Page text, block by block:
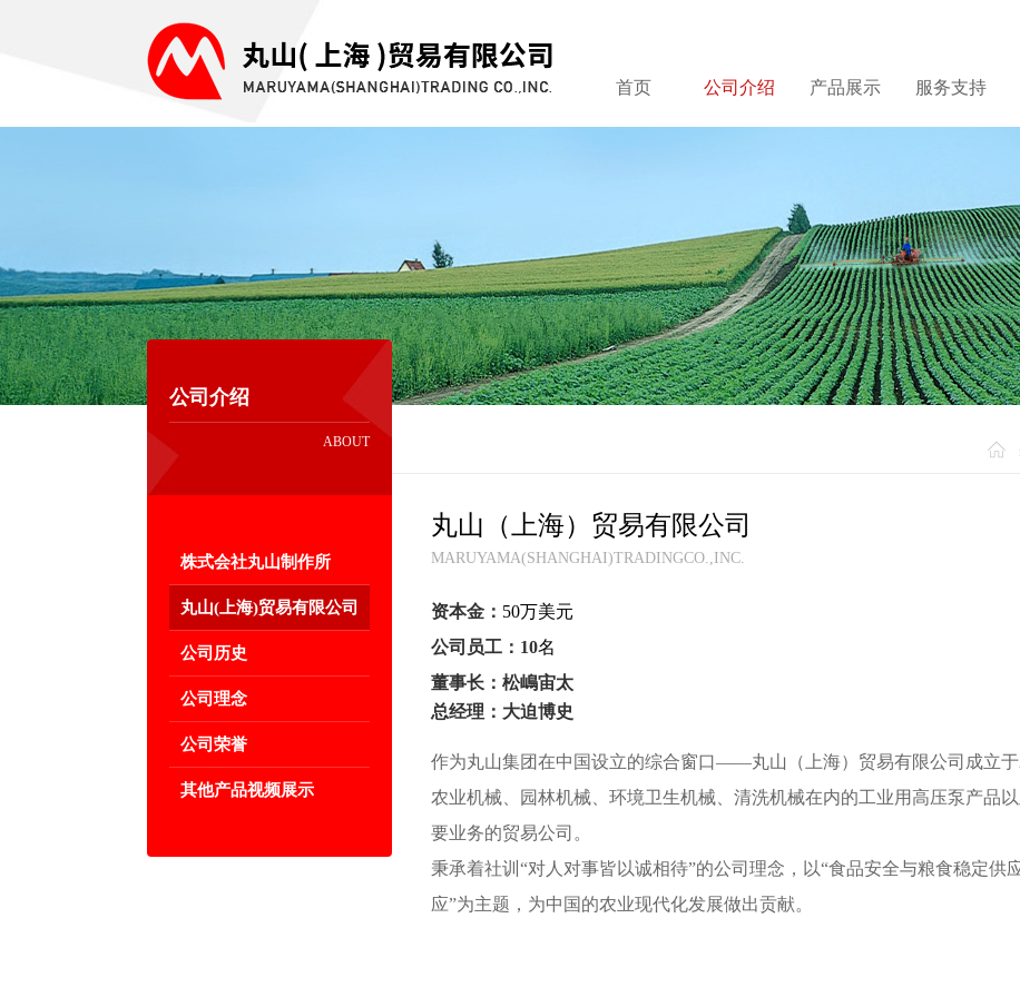
首页 公司介绍 产品展示 服务支持
公司介绍
ABOUT
株式会社丸山制作所
丸山(上海)贸易有限公司
公司历史
公司理念
公司荣誉
其他产品视频展示
丸山（上海）贸易有限公司
MARUYAMA(SHANGHAI)TRADINGCO.,INC.
资本金： 50万美元
公司员工：10名
董事长：松嶋宙太
总经理：大迫博史
作为丸山集团在中国设立的综合窗口——丸山（上海）贸易有限公司成立
农业机械、园林机械、环境卫生机械、清洗机械在内的工业用高压泵产品
要业务的贸易公司。
秉承着社训“对人对事皆以诚相待”的公司理念，以“食品安全与粮食稳定供
应”为主题，为中国的农业现代化发展做出贡献。